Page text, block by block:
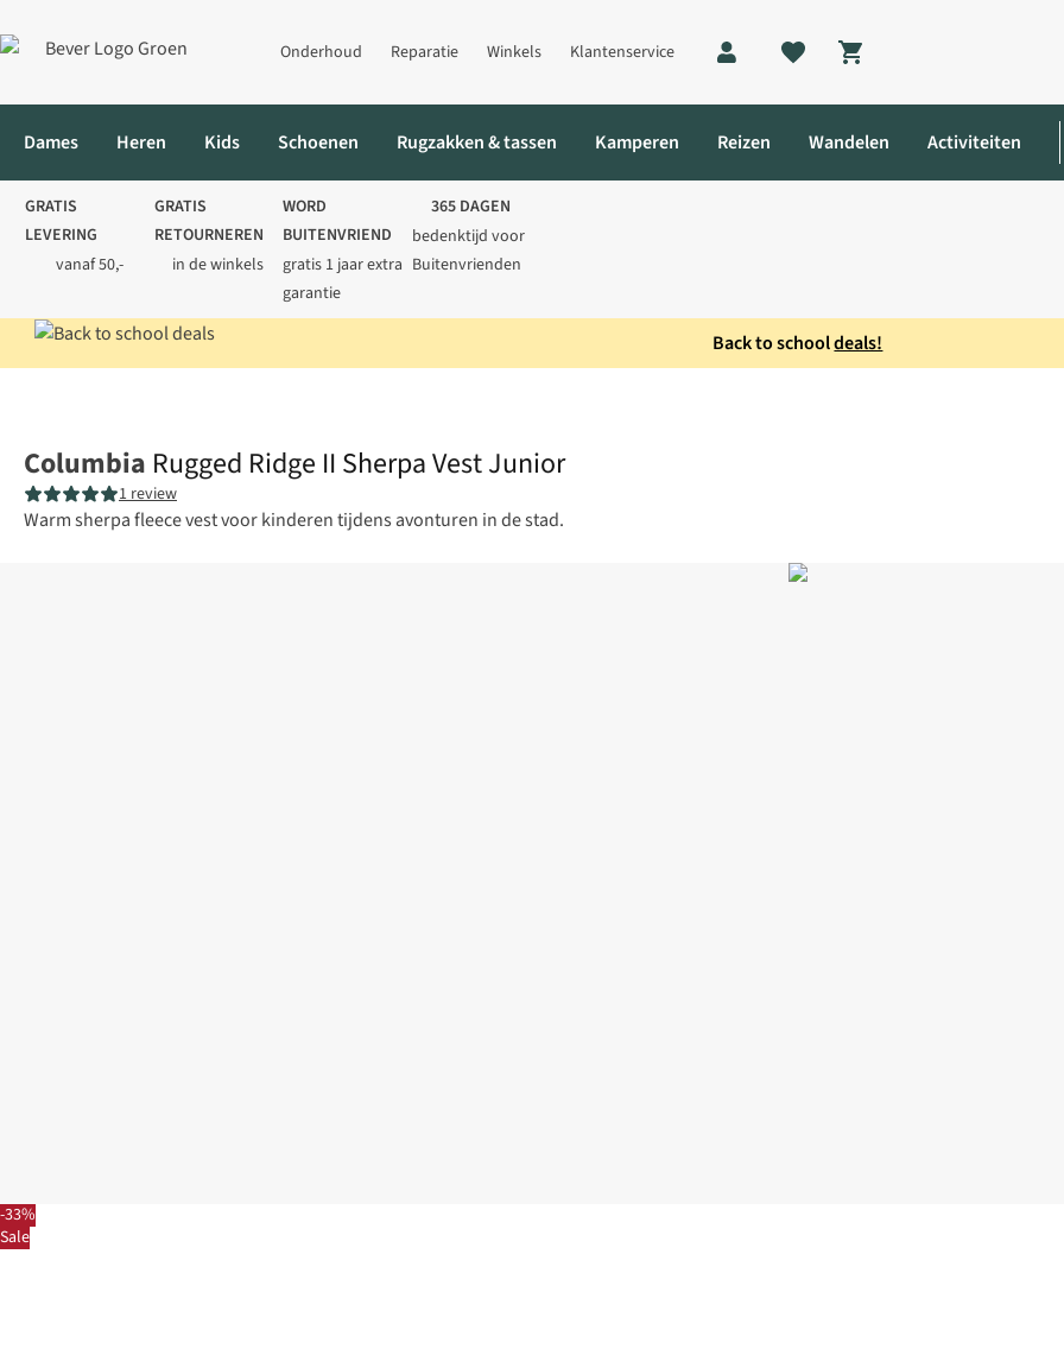
Onderhoud Reparatie Winkels Klantenservice
Shopping cart
Dames Heren Kids Schoenen Rugzakken & tassen Kamperen Reizen Wandelen Activiteiten
GRATIS
LEVERING
vanaf 50,-
GRATIS
RETOURNEREN
in de winkels
WORD
BUITENVRIEND
gratis 1 jaar extra
garantie
365 DAGEN
bedenktijd voor
Buitenvrienden
Back to schooldeals!
-33%
Sale
Columbia Rugged Ridge II Sherpa Vest Junior
1 review
Warm sherpa fleece vest voor kinderen tijdens avonturen in de stad.